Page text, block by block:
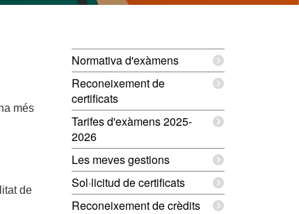
més
de
Informació
complementària
Normativa d'exàmens
Reconeixement de
certificats
Tarifes d'exàmens 2025-
2026
Les meves gestions
Sol·licitud de certificats
Reconeixement de crèdits